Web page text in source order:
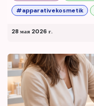
#apparativekosmetik
28 мая 2026 г.